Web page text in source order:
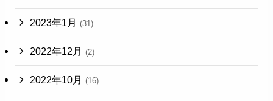
2023年1月 (31)
2022年12月 (2)
2022年10月 (16)